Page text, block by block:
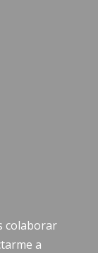
colaborar
a